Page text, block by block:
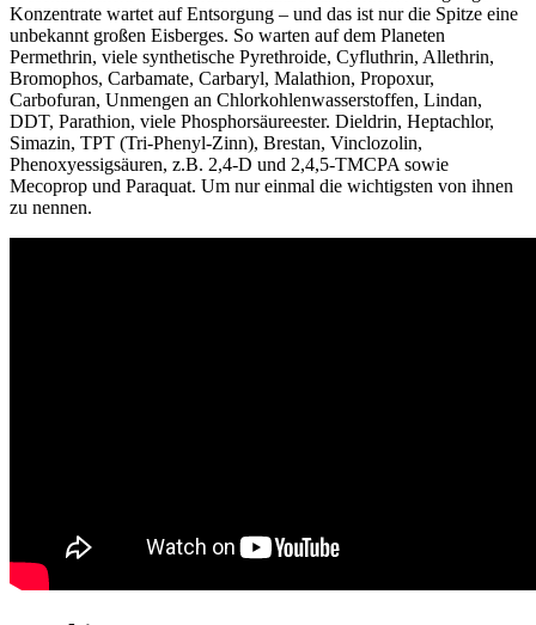
Konzentrate wartet auf Entsorgung – und das ist nur die Spitze eine
unbekannt großen Eisberges. So warten auf dem Planeten
Permethrin, viele synthetische Pyrethroide, Cyfluthrin, Allethrin,
Bromophos, Carbamate, Carbaryl, Malathion, Propoxur,
Carbofuran, Unmengen an Chlorkohlenwasserstoffen, Lindan,
DDT, Parathion, viele Phosphorsäureester. Dieldrin, Heptachlor,
Simazin, TPT (Tri-Phenyl-Zinn), Brestan, Vinclozolin,
Phenoxyessigsäuren, z.B. 2,4-D und 2,4,5-TMCPA sowie
Mecoprop und Paraquat. Um nur einmal die wichtigsten von ihnen
zu nennen.